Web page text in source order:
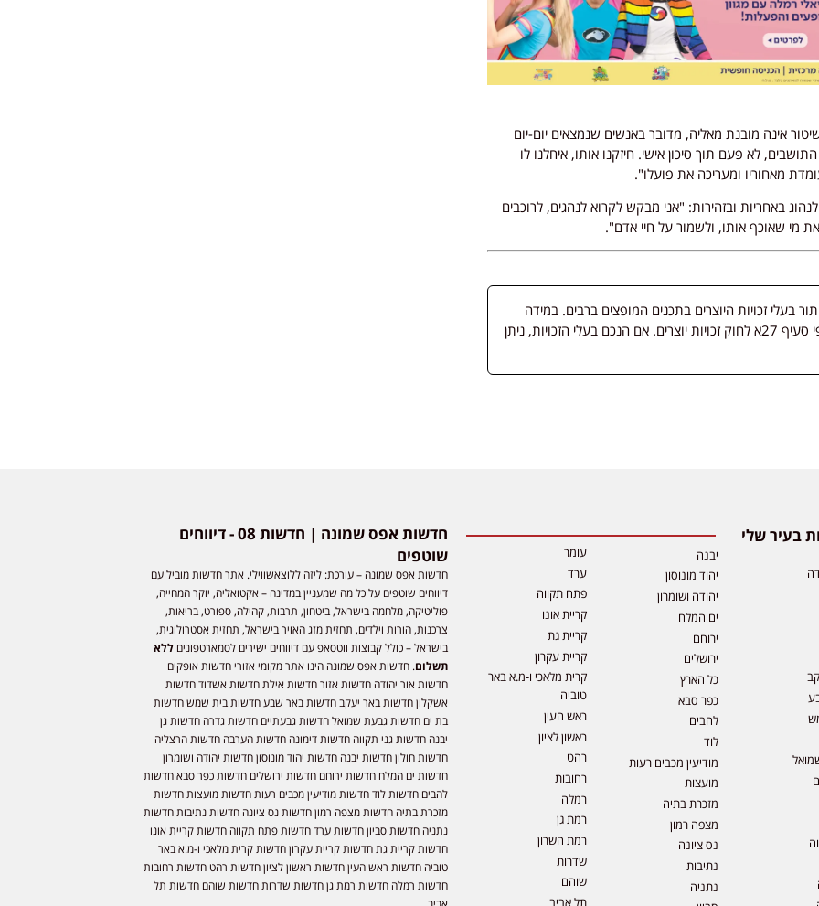
אינה מובנת מאליה, מדובר באנשים שנמצאים יום-יום
לא פעם תוך סיכון אישי. חיזקנו אותו, איחלנו לו
מאחוריו ומעריכה את פועלו".
באחריות ובזהירות: "אני מבקש לקרוא לנהגים, לרוכבים
מי שאוכף אותו, ולשמור על חיי אדם".
זכויות היוצרים בתכנים המופצים ברבים. במידה
ופורסמה מדיה שבעליה אינו ידוע, השימוש נעשה לפי סעיף 27א לחוק זכויות יוצרים. אם הנכם בעלי הזכויות, ניתן
בעיר שלי
יבנה
יהוד מונוסון
יהודה ושומרון
ים המלח
ירוחם
ירושלים
כל הארץ
כפר סבא
להבים
לוד
מודיעין מכבים רעות
מועצות
מזכרת בתיה
מצפה רמון
נס ציונה
נתיבות
נתניה
עומר
ערד
פתח תקווה
קריית אונו
קריית גת
קריית עקרון
קרית מלאכי ו-מ.א באר
טוביה
ראש העין
ראשון לציון
רהט
רחובות
רמלה
רמת גן
רמת השרון
שדרות
שוהם
תל אביב
חדשות אפס שמונה | חדשות 08 - דיווחים
שוטפים
חדשות אפס שמונה – עורכת: ליזה ללוצאשווילי. אתר חדשות מוביל עם
דיווחים שוטפים על כל מה שמעניין במדינה – אקטואליה, יוקר המחייה,
פוליטיקה, מלחמה בישראל, ביטחון, תרבות, קהילה, ספורט, בריאות,
צרכנות, הורות וילדים, תחזית מזג האויר בישראל, תחזית אסטרולוגית,
בישראל – כולל קבוצות ווטסאפ עם דיווחים ישירים לסמארטפוניםללא
תשלום. חדשות אפס שמונה הינו אתר מקומי אזורי חדשות אופקים
חדשות אור יהודה חדשות אזור חדשות אילת חדשות אשדוד חדשות
אשקלון חדשות באר יעקב חדשות באר שבע חדשות בית שמש חדשות
בת ים חדשות גבעת שמואל חדשות גבעתיים חדשות גדרה חדשות גן
יבנה חדשות גני תקווה חדשות דימונה חדשות הערבה חדשות הרצליה
חדשות חולון חדשות יבנה חדשות יהוד מונוסון חדשות יהודה ושומרון
חדשות ים המלח חדשות ירוחם חדשות ירושלים חדשות כפר סבא חדשות
להבים חדשות לוד חדשות מודיעין מכבים רעות חדשות מועצות חדשות
מזכרת בתיה חדשות מצפה רמון חדשות נס ציונה חדשות נתיבות חדשות
נתניה חדשות סביון חדשות ערד חדשות פתח תקווה חדשות קריית אונו
חדשות קריית גת חדשות קריית עקרון חדשות קרית מלאכי ו-מ.א באר
טוביה חדשות ראש העין חדשות ראשון לציון חדשות רהט חדשות רחובות
חדשות רמלה חדשות רמת גן חדשות שדרות חדשות שוהם חדשות תל